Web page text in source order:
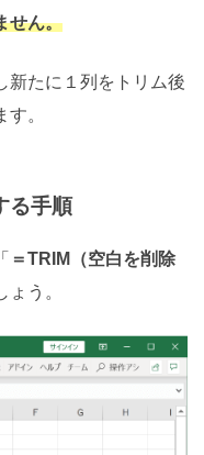
せん。
新たに１列をトリム後
。
る手順
＝TRIM（空白を削除
ょう。